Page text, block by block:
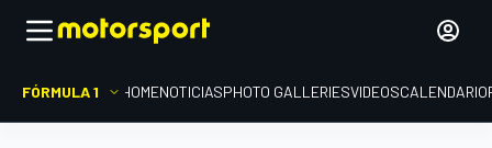
FÓRMULA 1 HOMENOTICIASPHOTO GALLERIESVIDEOSCALENDARIO